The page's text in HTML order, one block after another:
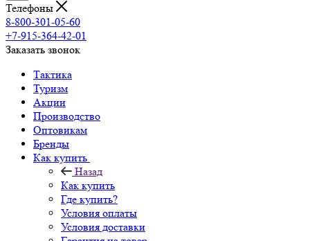
Телефоны
8-800-301-05-60
+7-915-364-42-01
Заказать звонок
Тактика
Туризм
Акции
Производство
Оптовикам
Бренды
Как купить
Назад
Как купить
Где купить?
Условия оплаты
Условия доставки